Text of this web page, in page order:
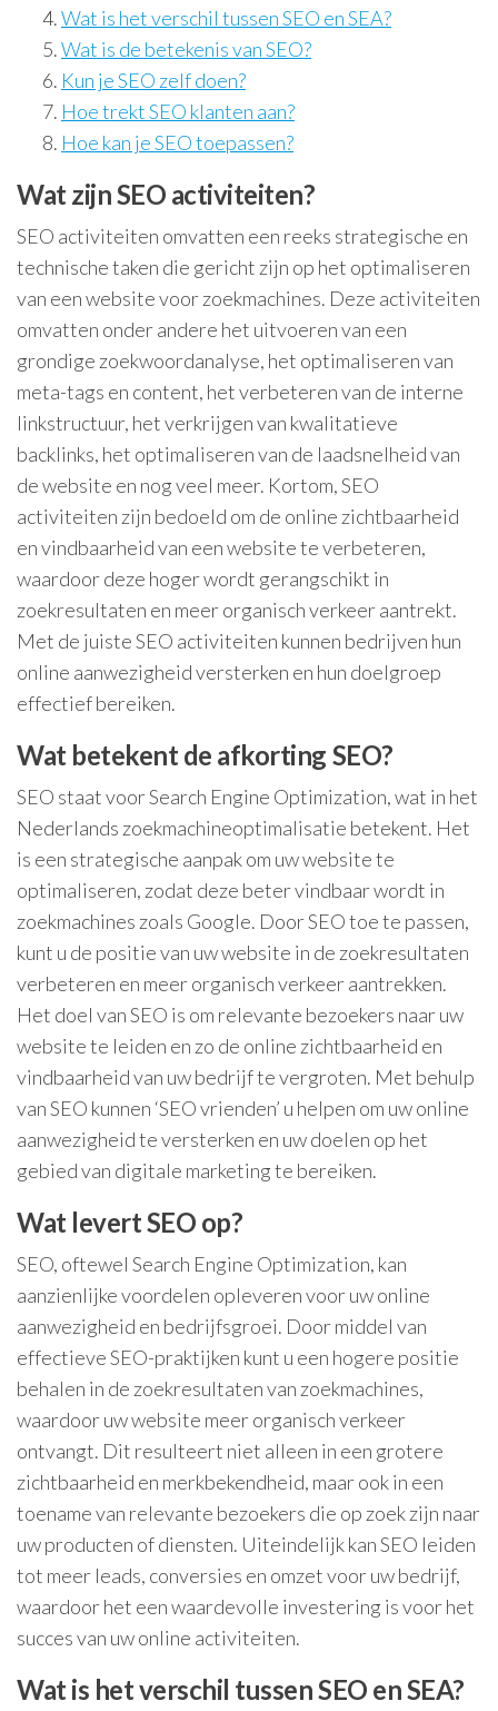
Wat is het verschil tussen SEO en SEA?
Wat is de betekenis van SEO?
Kun je SEO zelf doen?
Hoe trekt SEO klanten aan?
Hoe kan je SEO toepassen?
Wat zijn SEO activiteiten?
SEO activiteiten omvatten een reeks strategische en
technische taken die gericht zijn op het optimaliseren
van een website voor zoekmachines. Deze activiteiten
omvatten onder andere het uitvoeren van een
grondige zoekwoordanalyse, het optimaliseren van
meta-tags en content, het verbeteren van de interne
linkstructuur, het verkrijgen van kwalitatieve
backlinks, het optimaliseren van de laadsnelheid van
de website en nog veel meer. Kortom, SEO
activiteiten zijn bedoeld om de online zichtbaarheid
en vindbaarheid van een website te verbeteren,
waardoor deze hoger wordt gerangschikt in
zoekresultaten en meer organisch verkeer aantrekt.
Met de juiste SEO activiteiten kunnen bedrijven hun
online aanwezigheid versterken en hun doelgroep
effectief bereiken.
Wat betekent de afkorting SEO?
SEO staat voor Search Engine Optimization, wat in het
Nederlands zoekmachineoptimalisatie betekent. Het
is een strategische aanpak om uw website te
optimaliseren, zodat deze beter vindbaar wordt in
zoekmachines zoals Google. Door SEO toe te passen,
kunt u de positie van uw website in de zoekresultaten
verbeteren en meer organisch verkeer aantrekken.
Het doel van SEO is om relevante bezoekers naar uw
website te leiden en zo de online zichtbaarheid en
vindbaarheid van uw bedrijf te vergroten. Met behulp
van SEO kunnen ‘SEO vrienden’ u helpen om uw online
aanwezigheid te versterken en uw doelen op het
gebied van digitale marketing te bereiken.
Wat levert SEO op?
SEO, oftewel Search Engine Optimization, kan
aanzienlijke voordelen opleveren voor uw online
aanwezigheid en bedrijfsgroei. Door middel van
effectieve SEO-praktijken kunt u een hogere positie
behalen in de zoekresultaten van zoekmachines,
waardoor uw website meer organisch verkeer
ontvangt. Dit resulteert niet alleen in een grotere
zichtbaarheid en merkbekendheid, maar ook in een
toename van relevante bezoekers die op zoek zijn naar
uw producten of diensten. Uiteindelijk kan SEO leiden
tot meer leads, conversies en omzet voor uw bedrijf,
waardoor het een waardevolle investering is voor het
succes van uw online activiteiten.
Wat is het verschil tussen SEO en SEA?